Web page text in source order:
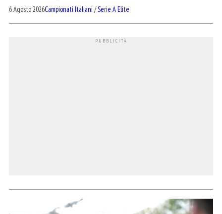
6 Agosto 2026Campionati Italiani /Serie A Elite